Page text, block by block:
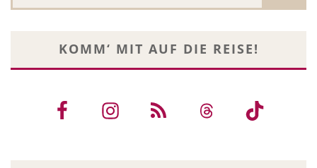
KOMM‘ MIT AUF DIE REISE!